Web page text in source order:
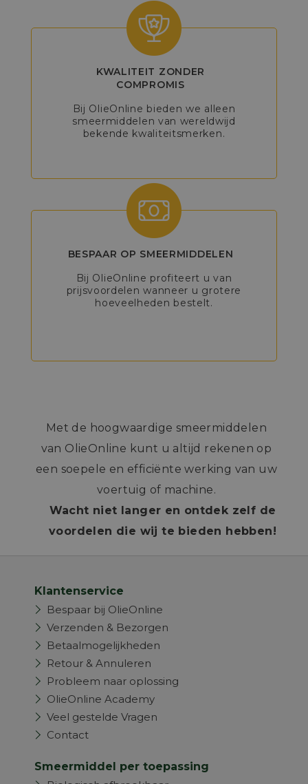
KWALITEIT ZONDER
COMPROMIS
Bij OlieOnline bieden we alleen
smeermiddelen van wereldwijd
bekende kwaliteitsmerken.
BESPAAR OP SMEERMIDDELEN
Bij OlieOnline profiteert u van
prijsvoordelen wanneer u grotere
hoeveelheden bestelt.
Met de hoogwaardige smeermiddelen
van OlieOnline kunt u altijd rekenen op
een soepele en efficiënte werking van uw
voertuig of machine.
Wacht niet langer en ontdek zelf de
voordelen die wij te bieden hebben!
Klantenservice
Bespaar bij OlieOnline
Verzenden & Bezorgen
Betaalmogelijkheden
Retour & Annuleren
Probleem naar oplossing
OlieOnline Academy
Veel gestelde Vragen
Contact
Smeermiddel per toepassing